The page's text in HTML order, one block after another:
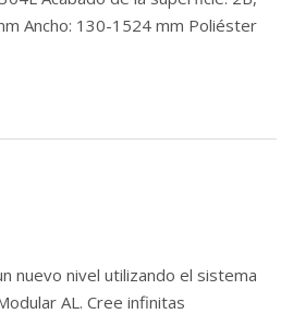
Ancho: 130-1524 mm Poliéster
nuevo nivel utilizando el sistema
Cree infinitas